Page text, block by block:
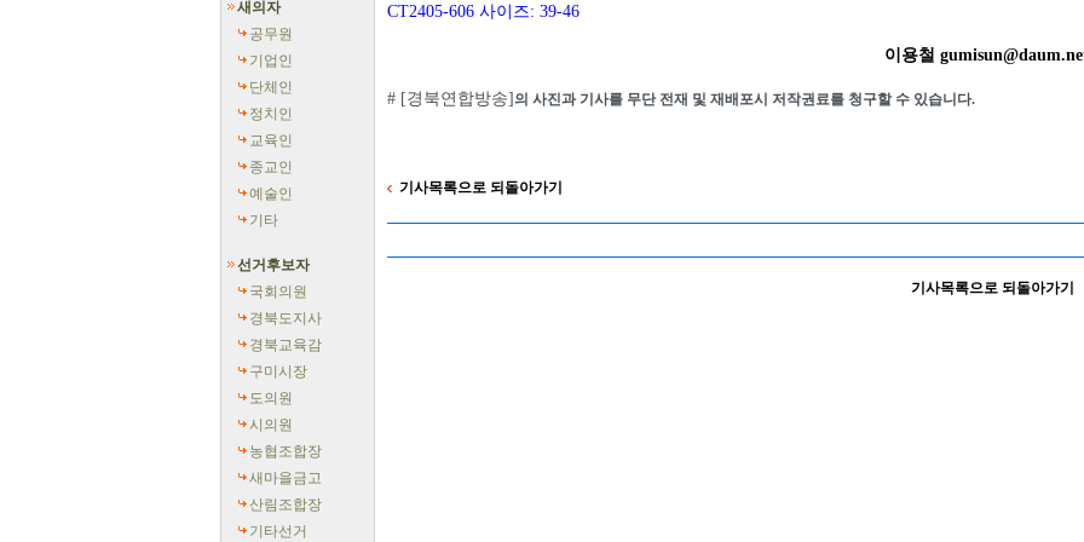
새의자
공무원
기업인
단체인
정치인
교육인
종교인
예술인
기타
선거후보자
국회의원
경북도지사
경북교육감
구미시장
도의원
시의원
농협조합장
새마을금고
산림조합장
기타선거
CT2405-606 사이즈: 39-46
이용철
# [경북연합방송]의 사진과 기사를 무단 전재 및 재배포시 저작권료를 청구할 수 있습니다.
기사목록으로 되돌아가기
기사목록으로 되돌아가기